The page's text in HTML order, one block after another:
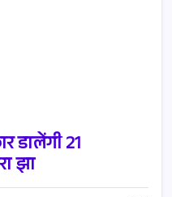
डालेंगी 21
झा